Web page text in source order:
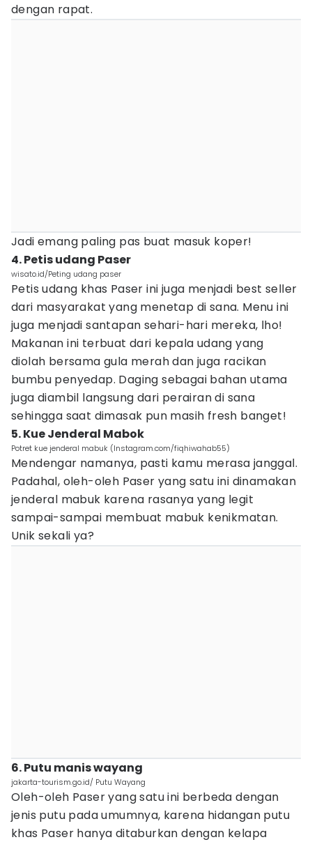
dengan rapat.
Jadi emang paling pas buat masuk koper!
4. Petis udang Paser
wisato.id/Peting udang paser
Petis udang khas Paser ini juga menjadi best seller
dari masyarakat yang menetap di sana. Menu ini
juga menjadi santapan sehari-hari mereka, lho!
Makanan ini terbuat dari kepala udang yang
diolah bersama gula merah dan juga racikan
bumbu penyedap. Daging sebagai bahan utama
juga diambil langsung dari perairan di sana
sehingga saat dimasak pun masih fresh banget!
5. Kue Jenderal Mabok
Potret kue jenderal mabuk (Instagram.com/fiqhiwahab55)
Mendengar namanya, pasti kamu merasa janggal.
Padahal, oleh-oleh Paser yang satu ini dinamakan
jenderal mabuk karena rasanya yang legit
sampai-sampai membuat mabuk kenikmatan.
Unik sekali ya?
6. Putu manis wayang
jakarta-tourism.go.id/ Putu Wayang
Oleh-oleh Paser yang satu ini berbeda dengan
jenis putu pada umumnya, karena hidangan putu
khas Paser hanya ditaburkan dengan kelapa